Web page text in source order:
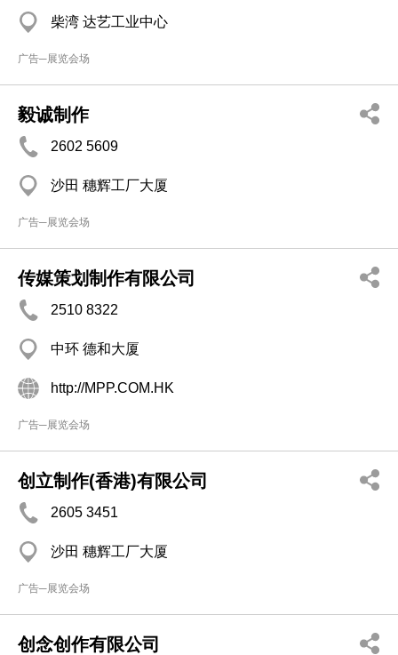
柴湾 达艺工业中心
广告─展览会场
毅诚制作
2602 5609
沙田 穗辉工厂大厦
广告─展览会场
传媒策划制作有限公司
2510 8322
中环 德和大厦
http://MPP.COM.HK
广告─展览会场
创立制作(香港)有限公司
2605 3451
沙田 穗辉工厂大厦
广告─展览会场
创念创作有限公司